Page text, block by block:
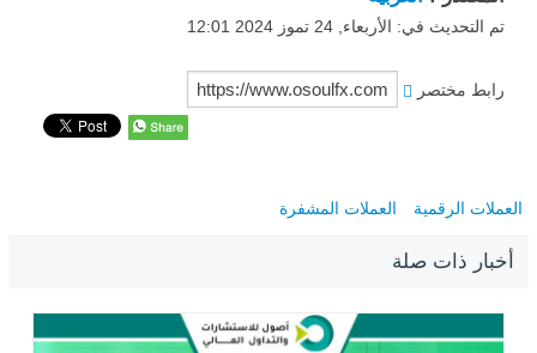
تم التحديث في: الأربعاء, 24 تموز 2024 12:01
رابط مختصر
العملات الرقمية العملات المشفرة
أخبار ذات صلة